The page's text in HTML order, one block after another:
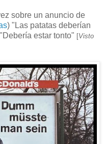
sobre un anuncio de
) "Las patatas deberían
estar tonto" [Visto